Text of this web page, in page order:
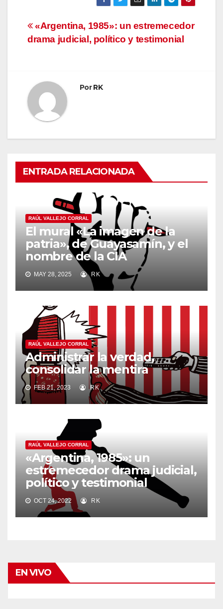
Navegación
de
«Argentina, 1985»: un estremecedor
drama judicial, político y testimonial
PorRK
ENTRADA RELACIONADA
RAÚL VALLEJO CORRAL
El mural «La imagen de la
patria», de Guayasamín, y el
nombre de la CIA
MAY 28, 2025 RK
RAÚL VALLEJO CORRAL
Administrar la verdad,
consolidar la mentira
FEB 21, 2023 RK
RAÚL VALLEJO CORRAL
«Argentina, 1985»: un
estremecedor drama judicial,
político y testimonial
OCT 24, 2022 RK
EN VIVO